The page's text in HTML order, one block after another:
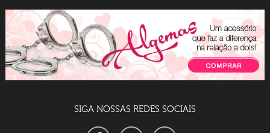
SIGA NOSSAS REDES SOCIAIS